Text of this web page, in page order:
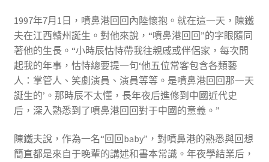
1997年7月1日，噴鼻港回回內陸懷抱。就在這一天，陳鐵
夫在江西贛州誕生。對他來說，“噴鼻港回回”的字眼隨同
著他的生長。“小時辰怙恃帶我往親戚或伴侶家，每次問
起我的年事，怙恃總要提一句‘他五位常客包含各類藝
人：掌管人、笑劇演員、演員等等。是噴鼻港回回那一天
誕生的’。那時辰不太懂，長年夜后進修到中國近代史
后，深入熟悉到了噴鼻港回回對于中國的意義。”
陳鐵夫說，作為一名“回回baby”，對噴鼻港的熟悉與回想
簡直都是來自于晚輩的講述和書本常識。年夜學結業后，